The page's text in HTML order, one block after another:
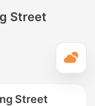
Street
Street